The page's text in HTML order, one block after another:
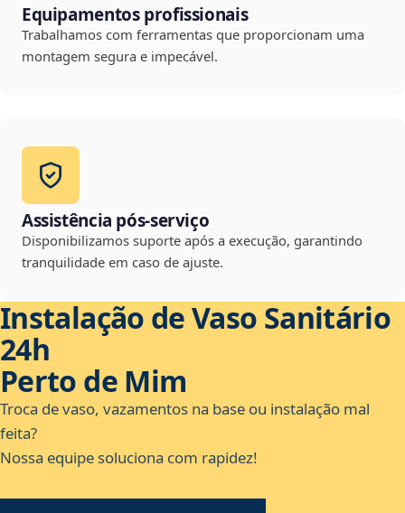
Equipamentos profissionais
Trabalhamos com ferramentas que proporcionam uma
montagem segura e impecável.
Assistência pós-serviço
Disponibilizamos suporte após a execução, garantindo
tranquilidade em caso de ajuste.
Instalação de Vaso Sanitário
24h
Perto de Mim
Troca de vaso, vazamentos na base ou instalação mal
feita?
Nossa equipe soluciona com rapidez!